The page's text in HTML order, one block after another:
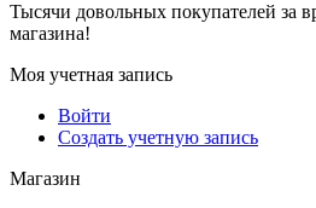
Тысячи довольных покупателей за
магазина!
Моя учетная запись
Войти
Создать учетную запись
Магазин